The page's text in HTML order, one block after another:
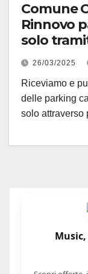
Comune
Rinnovo
solo
ha creato
26/03/2025
Riceviamo e
delle parking
solo